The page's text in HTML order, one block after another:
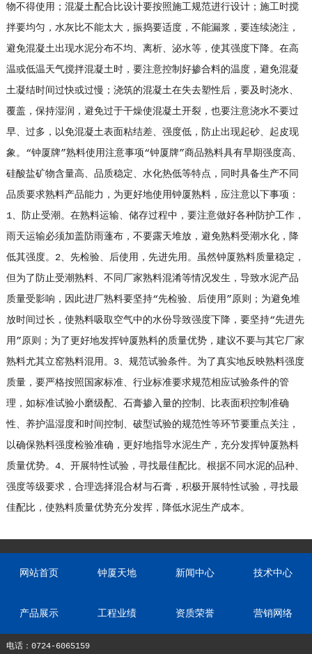
物不得使用；混凝土配合比设计要按照施工规范进行设计；施工时搅
拌要均匀，水灰比不能太大，振捣要适度，不能漏浆，要连续浇注，
避免混凝土出现水泥分布不均、离析、泌水等，使其强度下降。在高
温或低温天气搅拌混凝土时，要注意控制好掺合料的温度，避免混凝
土凝结时间过快或过慢；浇筑的混凝土在失去塑性后，要及时浇水、
覆盖，保持湿润，避免过于干燥使混凝土开裂，也要注意浇水不要过
早、过多，以免混凝土表面粘结差、强度低，防止出现起砂、起皮现
象。“钟厦牌”熟料使用注意事项“钟厦牌”商品熟料具有早期强度高、
硅酸盐矿物含量高、品质稳定、水化热低等特点，同时具备生产不同
品质要求熟料产品能力，为更好地使用钟厦熟料，应注意以下事项：
1、防止受潮。在熟料运输、储存过程中，要注意做好各种防护工作，
雨天运输必须加盖防雨蓬布，不要露天堆放，避免熟料受潮水化，降
低其强度。2、先检验、后使用，先进先用。虽然钟厦熟料质量稳定，
但为了防止受潮熟料、不同厂家熟料混淆等情况发生，导致水泥产品
质量受影响，因此进厂熟料要坚持“先检验、后使用”原则；为避免堆
放时间过长，使熟料吸取空气中的水份导致强度下降，要坚持“先进先
用”原则；为了更好地发挥钟厦熟料的质量优势，建议不要与其它厂家
熟料尤其立窑熟料混用。3、规范试验条件。为了真实地反映熟料强度
质量，要严格按照国家标准、行业标准要求规范相应试验条件的管
理，如标准试验小磨级配、石膏掺入量的控制、比表面积控制准确
性、养护温湿度和时间控制、破型试验的规范性等环节要重点关注，
以确保熟料强度检验准确，更好地指导水泥生产，充分发挥钟厦熟料
质量优势。4、开展特性试验，寻找最佳配比。根据不同水泥的品种、
强度等级要求，合理选择混合材与石膏，积极开展特性试验，寻找最
佳配比，使熟料质量优势充分发挥，降低水泥生产成本。
网站首页 钟厦天地 新闻中心 技术中心
产品展示 工程业绩 资质荣誉 营销网络
电话：0724-6065159